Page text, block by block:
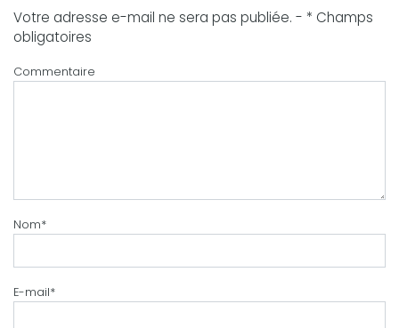
Votre adresse e-mail ne sera pas publiée. - * Champs
obligatoires
Commentaire
Nom*
E-mail*